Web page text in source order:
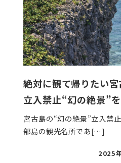
絶対に観て帰りたい
立入禁止“幻の絶景”
宮古島の“幻の絶景”立入禁
部島の観光名所であ[…]
投
2025